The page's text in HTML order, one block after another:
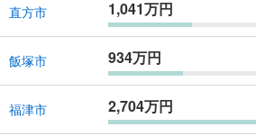
す
直方市 1,041万円
飯塚市 934万円
福津市 2,704万円